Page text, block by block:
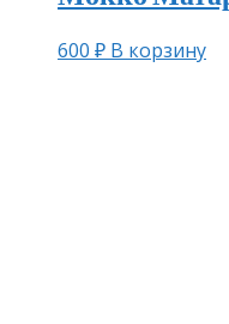
600 ₽ В корзину